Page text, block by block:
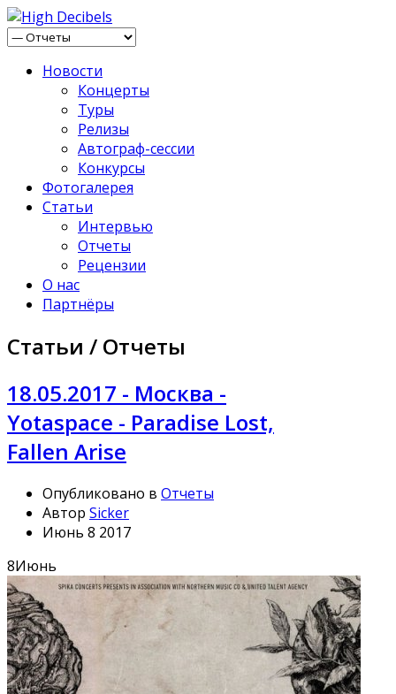
Новости
Концерты
Туры
Релизы
Автограф-сессии
Конкурсы
Фотогалерея
Статьи
Интервью
Отчеты
Рецензии
О нас
Партнёры
Статьи / Отчеты
18.05.2017 - Москва -
Yotaspace - Paradise Lost,
Fallen Arise
Опубликовано в Отчеты
Автор Sicker
Июнь 8 2017
8Июнь